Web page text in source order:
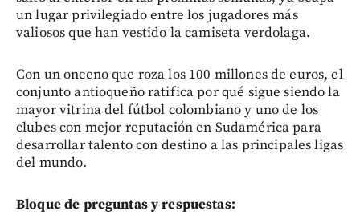
un lugar privilegiado entre los jugadores más
valiosos que han vestido la camiseta verdolaga.
Con un onceno que roza los 100 millones de euros, el
conjunto antioqueño ratifica por qué sigue siendo la
mayor vitrina del fútbol colombiano y uno de los
clubes con mejor reputación en Sudamérica para
desarrollar talento con destino a las principales ligas
del mundo.
Bloque de preguntas y respuestas: